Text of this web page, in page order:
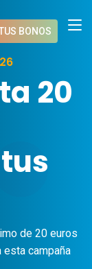
BONOS
20
de 20 euros
campaña